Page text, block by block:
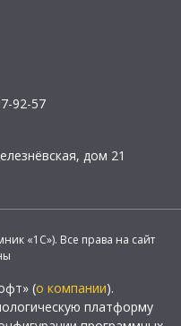
92-57
дом 21
«1С»). Все права на сайт
(о компании).
платформу